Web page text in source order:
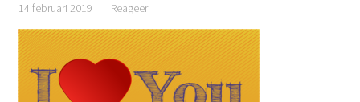
14 februari 2019 Reageer